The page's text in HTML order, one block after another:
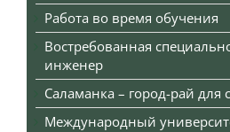
Работа во время обучения
Востребованная
инженер
Саламанка – город-рай для
Международный